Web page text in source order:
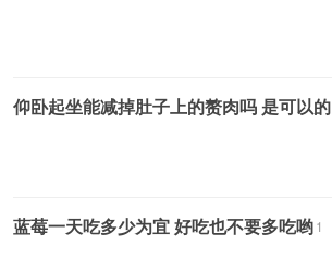
仰卧起坐能减掉肚子上的赘肉吗 是可以的
蓝莓一天吃多少为宜 好吃也不要多吃哟1